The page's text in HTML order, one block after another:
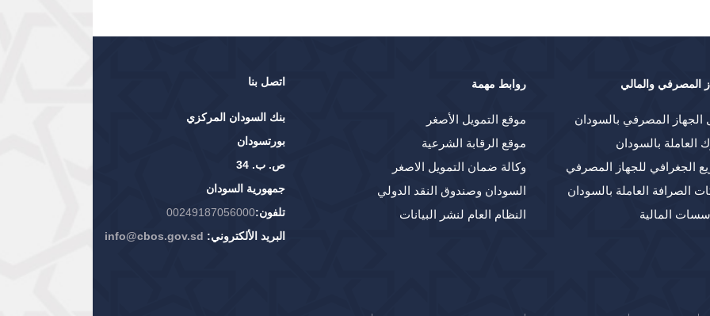
اتصل بنا
بنك السودان المركزي
بورتسودان
ص. ب. 34
جمهورية السودان
تلفون:00249187056000
البريد الألكتروني: info@cbos.gov.sd
المصرفي والمالي
الجهاز المصرفي بالسودان
العاملة بالسودان
الجغرافي للجهاز المصرفي
الصرافة العاملة بالسودان
المالية
روابط مهمة
موقع التمويل الأصغر
موقع الرقابة الشرعية
وكالة ضمان التمويل الاصغر
السودان وصندوق النقد الدولي
النظام العام لنشر البيانات